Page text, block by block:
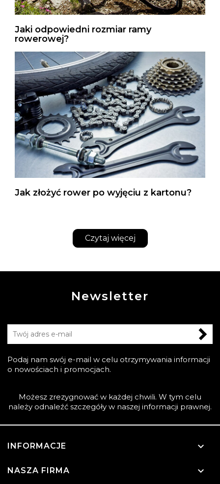
Jaki odpowiedni rozmiar ramy
rowerowej?
Jak złożyć rower po wyjęciu z kartonu?
Czytaj więcej
Newsletter
Podaj nam swój e-mail w celu otrzymywania informacji
o nowościach i promocjach.
Możesz zrezygnować w każdej chwili. W tym celu
należy odnaleźć szczegóły w naszej informacji prawnej.
INFORMACJE 
NASZA FIRMA 